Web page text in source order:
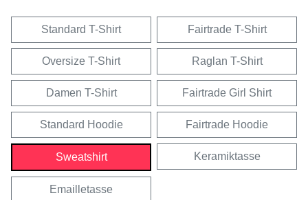
Standard T-Shirt Fairtrade T-Shirt
Oversize T-Shirt Raglan T-Shirt
Damen T-Shirt Fairtrade Girl Shirt
Standard Hoodie Fairtrade Hoodie
Sweatshirt Keramiktasse
Emailletasse